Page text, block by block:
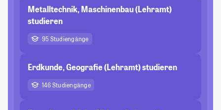
Metalltechnik, Maschinenbau (Lehramt)
studieren
95 Studiengänge
Erdkunde, Geografie (Lehramt) studieren
146 Studiengänge